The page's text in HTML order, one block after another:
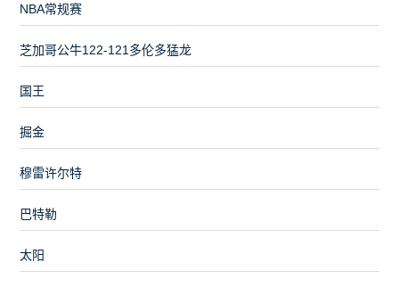
NBA常规赛
芝加哥公牛122-121多伦多猛龙
国王
掘金
穆雷许尔特
巴特勒
太阳